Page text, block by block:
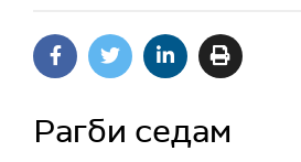
Рагби седам